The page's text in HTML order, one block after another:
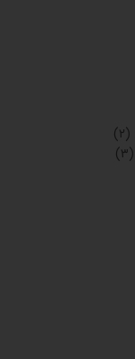
(۲)
(۳)